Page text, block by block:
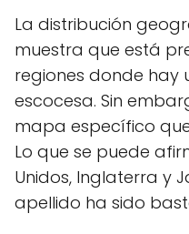
La distribución
muestra que está
regiones donde hay
escocesa. Sin
mapa específico
Lo que se puede
Unidos, Inglaterra y
apellido ha sido